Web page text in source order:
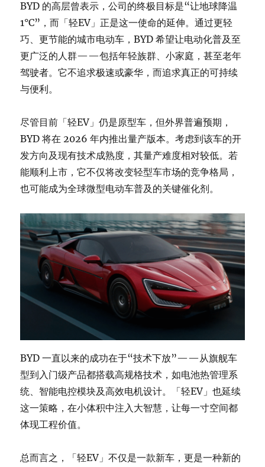
BYD 的高层曾表示，公司的终极目标是“让地球降温
1°C”，而「轻EV」正是这一使命的延伸。通过更轻
巧、更节能的城市电动车，BYD 希望让电动化普及至
更广泛的人群——包括年轻族群、小家庭，甚至老年
驾驶者。它不追求极速或豪华，而追求真正的可持续
与便利。
尽管目前「轻EV」仍是原型车，但外界普遍预期，
BYD 将在 2026 年内推出量产版本。考虑到该车的开
发方向及现有技术成熟度，其量产难度相对较低。若
能顺利上市，它不仅将改变轻型车市场的竞争格局，
也可能成为全球微型电动车普及的关键催化剂。
BYD 一直以来的成功在于“技术下放”——从旗舰车
型到入门级产品都搭载高规格技术，如电池热管理系
统、智能电控模块及高效电机设计。「轻EV」也延续
这一策略，在小体积中注入大智慧，让每一寸空间都
体现工程价值。
总而言之，「轻EV」不仅是一款新车，更是一种新的